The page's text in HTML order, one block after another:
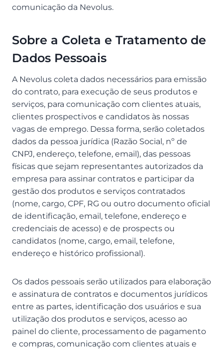
comunicação da Nevolus.
Sobre a Coleta e Tratamento de
Dados Pessoais
A Nevolus coleta dados necessários para emissão
do contrato, para execução de seus produtos e
serviços, para comunicação com clientes atuais,
clientes prospectivos e candidatos às nossas
vagas de emprego. Dessa forma, serão coletados
dados da pessoa jurídica (Razão Social, nº de
CNPJ, endereço, telefone, email), das pessoas
físicas que sejam representantes autorizados da
empresa para assinar contratos e participar da
gestão dos produtos e serviços contratados
(nome, cargo, CPF, RG ou outro documento oficial
de identificação, email, telefone, endereço e
credenciais de acesso) e de prospects ou
candidatos (nome, cargo, email, telefone,
endereço e histórico profissional).
Os dados pessoais serão utilizados para elaboração
e assinatura de contratos e documentos jurídicos
entre as partes, identificação dos usuários e sua
utilização dos produtos e serviços, acesso ao
painel do cliente, processamento de pagamento
e compras, comunicação com clientes atuais e